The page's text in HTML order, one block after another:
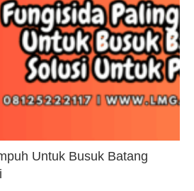
Untuk Busuk Batang